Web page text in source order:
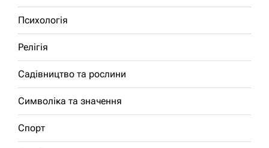
Психологія
Релігія
Садівництво та рослини
Символіка та значення
Спорт